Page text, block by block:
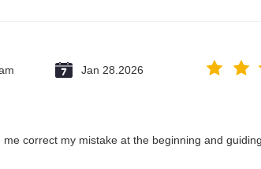
Jan 28.2026
correct my mistake at the beginning and